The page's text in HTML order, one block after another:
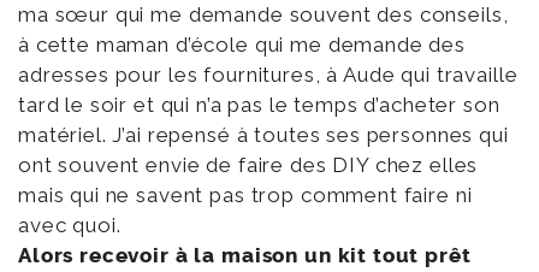
ma sœur qui me demande souvent des conseils,
à cette maman d’école qui me demande des
adresses pour les fournitures, à Aude qui travaille
tard le soir et qui n’a pas le temps d’acheter son
matériel. J’ai repensé à toutes ses personnes qui
ont souvent envie de faire des DIY chez elles
mais qui ne savent pas trop comment faire ni
avec quoi.
Alors recevoir à la maison un kit tout prêt